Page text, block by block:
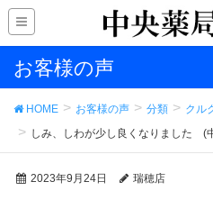
お客様の声
HOME お客様の声 分類
クル
しみ、しわが少し良くなりました
2023年9月24日 瑞穂店